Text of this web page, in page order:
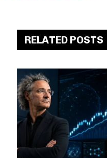
RELATED POSTS